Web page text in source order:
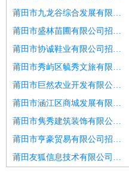
莆田市九龙谷综合发展有限公司招聘护士
莆田市盛林苗圃有限公司招聘护士长
莆田市协诚鞋业有限公司招聘急诊外科医生
莆田市秀屿区毓秀文旅有限公司招聘口腔护士
莆田市巨然农业开发有限公司招聘护士长
莆田市涵江区商城发展有限公司招聘护士
莆田市隽秀建筑装饰有限公司招聘护士,口腔护士
莆田市亨豪贸易有限公司招聘护士
莆田友狐信息技术有限公司招聘口腔护士